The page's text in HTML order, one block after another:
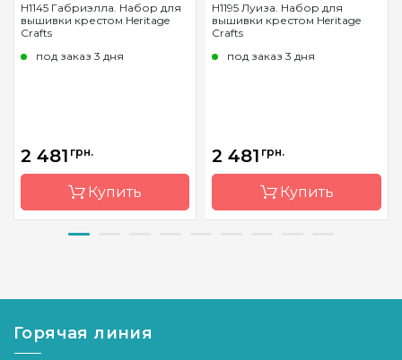
H1145 Габриэлла. Набор для
вышивки крестом Heritage
Crafts
под заказ 3 дня
2 481 грн.
Купить
производитель
Размер
H1195 Луиза. Набор для
вышивки крестом Heritage
Crafts
под заказ 3 дня
2 481 грн.
Купить
Горячая линия